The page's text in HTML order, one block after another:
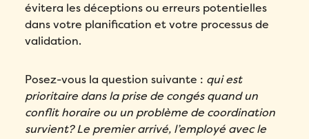
évitera les déceptions ou erreurs potentielles
dans votre planification et votre processus de
validation.
Posez-vous la question suivante : qui est
prioritaire dans la prise de congés quand un
conflit horaire ou un problème de coordination
survient? Le premier arrivé, l’employé avec le